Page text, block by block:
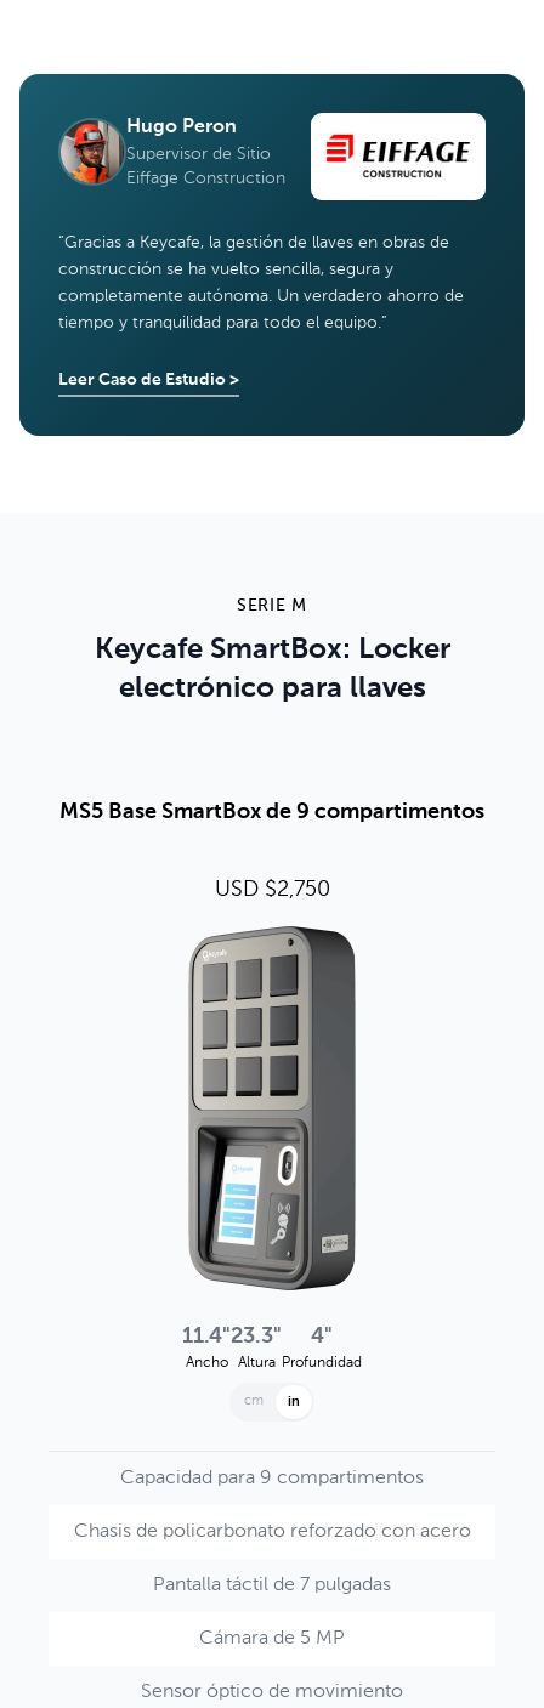
Hugo Peron
Supervisor de Sitio
Eiffage Construction
“Gracias a Keycafe, la gestión de llaves en obras de
construcción se ha vuelto sencilla, segura y
completamente autónoma. Un verdadero ahorro de
tiempo y tranquilidad para todo el equipo. ”
Leer Caso de Estudio >
SERIE M
Keycafe SmartBox: Locker
electrónico para llaves
MS5 Base SmartBox de 9 compartimentos
USD $2,750
11.4"
Ancho
23.3"
Altura
4"
Profundidad
cm in
Capacidad para 9 compartimentos
Chasis de policarbonato reforzado con acero
Pantalla táctil de 7 pulgadas
Cámara de 5 MP
Sensor óptico de movimiento